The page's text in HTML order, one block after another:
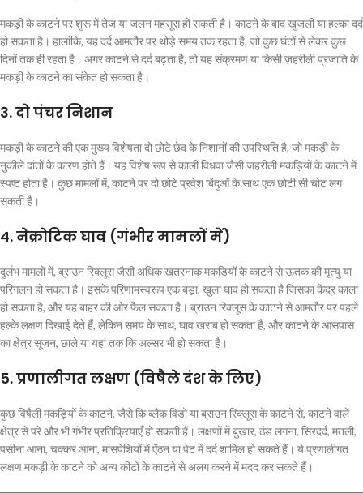
मकड़ी के काटने पर शुरू में तेज या जलन महसूस हो सकती है। काटने के बाद खुजली या हल्का दर्द
हो सकता है। हालांकि, यह दर्द आमतौर पर थोड़े समय तक रहता है, जो कुछ घंटों से लेकर कुछ
दिनों तक ही रहता है। अगर काटने से दर्द बढ़ता है, तो यह संक्रमण या किसी ज़हरीली प्रजाति के
मकड़ी के काटने का संकेत हो सकता है।
3.दो पंचर निशान
मकड़ी के काटने की एक मुख्य विशेषता दो छोटे छेद के निशानों की उपस्थिति है, जो मकड़ी के
नुकीले दांतों के कारण होते हैं। यह विशेष रूप से काली विधवा जैसी जहरीली मकड़ियों के काटने में
स्पष्ट होता है। कुछ मामलों में, काटने पर दो छोटे प्रवेश बिंदुओं के साथ एक छोटी सी चोट लग
सकती है।
4.नेक्रोटिक घाव (गंभीर मामलों में)
दुर्लभ मामलों में, ब्राउन रिक्लूस जैसी अधिक खतरनाक मकड़ियों के काटने से ऊतक की मृत्यु या
परिगलन हो सकता है। इसके परिणामस्वरूप एक बड़ा, खुला घाव हो सकता है जिसका केंद्र काला
हो सकता है, और यह बाहर की ओर फैल सकता है। ब्राउन रिक्लूस के काटने से आमतौर पर पहले
हल्के लक्षण दिखाई देते हैं, लेकिन समय के साथ, घाव खराब हो सकता है, और काटने के आसपास
का क्षेत्र सूजन, छाले या यहां तक ​​कि अल्सर भी हो सकता है।
5.प्रणालीगत लक्षण (विषैले दंश के लिए)
कुछ विषैली मकड़ियों के काटने, जैसे कि ब्लैक विडो या ब्राउन रिक्लूस के काटने से, काटने वाले
क्षेत्र से परे और भी गंभीर प्रतिक्रियाएँ हो सकती हैं। लक्षणों में बुखार, ठंड लगना, सिरदर्द, मतली,
पसीना आना, चक्कर आना, मांसपेशियों में ऐंठन या पेट में दर्द शामिल हो सकते हैं। ये प्रणालीगत
लक्षण मकड़ी के काटने को अन्य कीटों के काटने से अलग करने में मदद कर सकते हैं।